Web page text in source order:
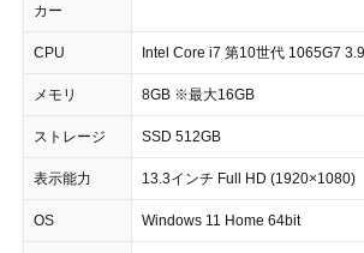
カー
CPU Intel Core i7 第10世代 1065G7
メモリ 8GB ※最大16GB
ストレージ SSD 512GB
表示能力 13.3インチ Full HD (1920×1080)
OS Windows 11 Home 64bit